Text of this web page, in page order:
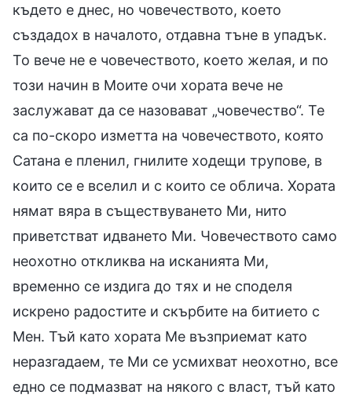
където е днес, но човечеството, което
създадох в началото, отдавна тъне в упадък.
То вече не е човечеството, което желая, и по
този начин в Моите очи хората вече не
заслужават да се назовават „човечество“. Те
са по-скоро изметта на човечеството, която
Сатана е пленил, гнилите ходещи трупове, в
които се е вселил и с които се облича. Хората
нямат вяра в съществуването Ми, нито
приветстват идването Ми. Човечеството само
неохотно откликва на исканията Ми,
временно се издига до тях и не споделя
искрено радостите и скърбите на битието с
Мен. Тъй като хората Ме възприемат като
неразгадаем, те Ми се усмихват неохотно, все
едно се подмазват на някого с власт, тъй като